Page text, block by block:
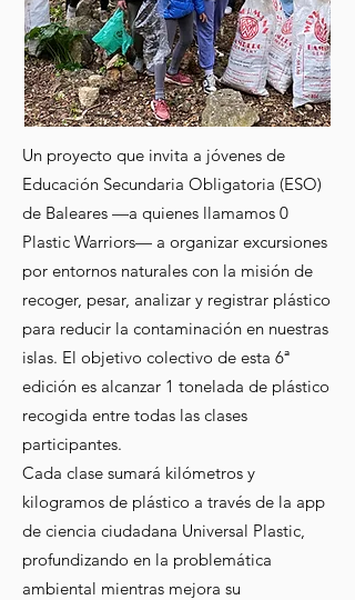
Un proyecto que invita a jóvenes de
Educación Secundaria Obligatoria (ESO)
de Baleares —a quienes llamamos 0
Plastic Warriors— a organizar excursiones
por entornos naturales con la misión de
recoger, pesar, analizar y registrar plástico
para reducir la contaminación en nuestras
islas. El objetivo colectivo de esta 6ª
edición es alcanzar 1 tonelada de plástico
recogida entre todas las clases
participantes.
Cada clase sumará kilómetros y
kilogramos de plástico a través de la app
de ciencia ciudadana Universal Plastic,
profundizando en la problemática
ambiental mientras mejora su